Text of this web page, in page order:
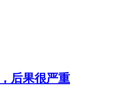
后果很严重